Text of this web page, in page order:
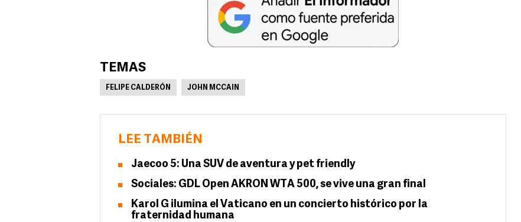
TEMAS
FELIPE CALDERÓN JOHN MCCAIN
LEE TAMBIÉN
Jaecoo 5: Una SUV de aventura y pet friendly
Sociales: GDL Open AKRON WTA 500, se vive una gran final
Karol G ilumina el Vaticano en un concierto histórico por la
fraternidad humana